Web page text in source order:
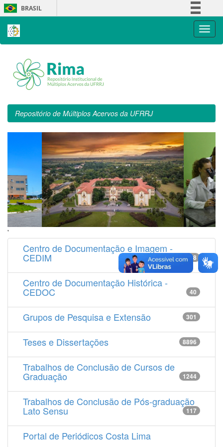
Skip
navigation
BRASIL
Repositório de Múltiplos Acervos da UFRRJ
'
Centro de Documentação e Imagem -
CEDIM 14538
Centro de Documentação Histórica -
CEDOC 40
Grupos de Pesquisa e Extensão 301
Teses e Dissertações 8896
Trabalhos de Conclusão de Cursos de
Graduação 1244
Trabalhos de Conclusão de Pós-graduação
Lato Sensu 117
Portal de Periódicos Costa Lima